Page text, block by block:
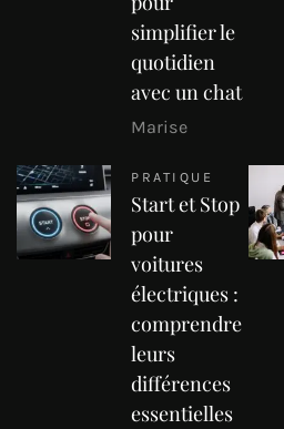
simplifier le
quotidien
avec un chat
Marise
PRATIQUE
Start et Stop
pour
voitures
électriques :
comprendre
leurs
différences
essentielles